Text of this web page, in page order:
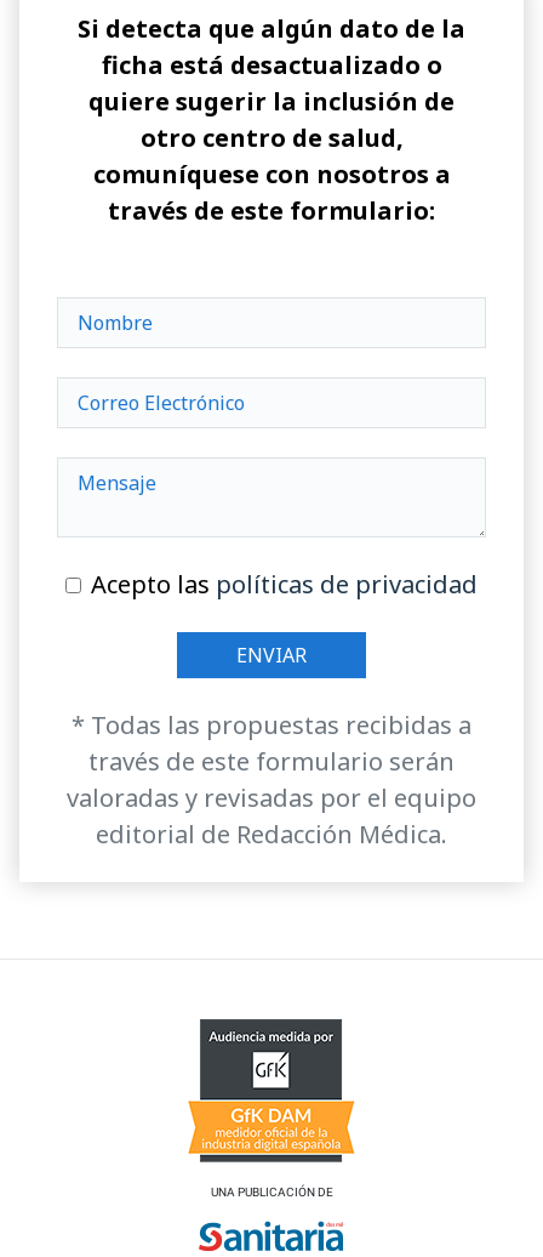
Si detecta que algún dato de la
ficha está desactualizado o
quiere sugerir la inclusión de
otro centro de salud,
comuníquese con nosotros a
través de este formulario:
Acepto las políticas de privacidad
* Todas las propuestas recibidas a
través de este formulario serán
valoradas y revisadas por el equipo
editorial de Redacción Médica.
UNA PUBLICACIÓN DE